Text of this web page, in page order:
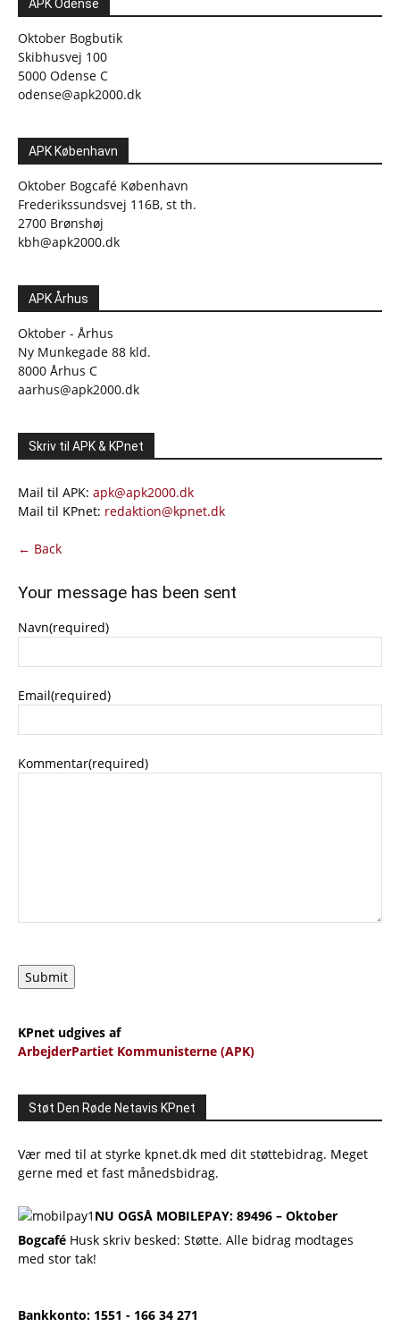
APK Odense
Oktober Bogbutik
Skibhusvej 100
5000 Odense C
odense@apk2000.dk
APK København
Oktober Bogcafé København
Frederikssundsvej 116B, st th.
2700 Brønshøj
kbh@apk2000.dk
APK Århus
Oktober - Århus
Ny Munkegade 88 kld.
8000 Århus C
aarhus@apk2000.dk
Skriv til APK & KPnet
Mail til APK: apk@apk2000.dk
Mail til KPnet: redaktion@kpnet.dk
← Back
Your message has been sent
Navn(required)
Email(required)
Kommentar(required)
Submit
KPnet udgives af
ArbejderPartiet Kommunisterne (APK)
Støt Den Røde Netavis KPnet
Vær med til at styrke kpnet.dk med dit støttebidrag. Meget
gerne med et fast månedsbidrag.
NU OGSÅ MOBILEPAY: 89496 – Oktober
Bogcafé Husk skriv besked: Støtte. Alle bidrag modtages
med stor tak!
Bankkonto: 1551 - 166 34 271